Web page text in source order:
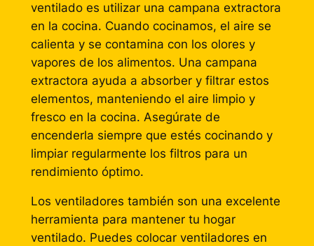
ventilado es utilizar una campana extractora
en la cocina. Cuando cocinamos, el aire se
calienta y se contamina con los olores y
vapores de los alimentos. Una campana
extractora ayuda a absorber y filtrar estos
elementos, manteniendo el aire limpio y
fresco en la cocina. Asegúrate de
encenderla siempre que estés cocinando y
limpiar regularmente los filtros para un
rendimiento óptimo.
Los ventiladores también son una excelente
herramienta para mantener tu hogar
ventilado. Puedes colocar ventiladores en